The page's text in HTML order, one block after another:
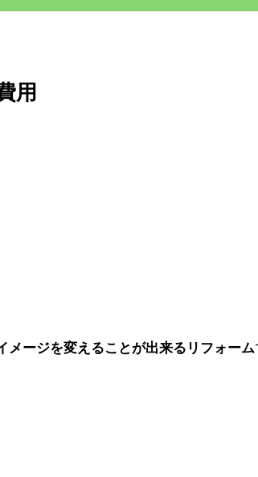
用
メージを変えることが出来るリフォーム